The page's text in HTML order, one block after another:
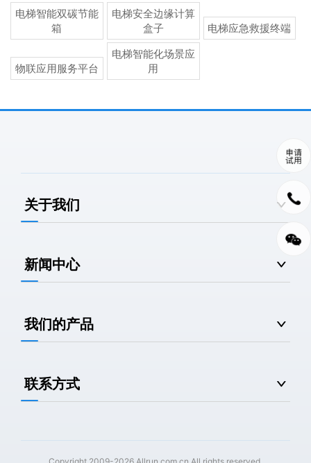
电梯智能双碳节能
箱
电梯安全边缘计算
盒子
电梯应急救援终端
物联应用服务平台
电梯智能化场景应
用
关于我们
新闻中心
我们的产品
联系方式